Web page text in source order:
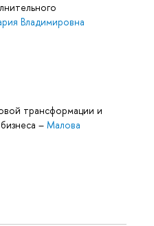
Владимировна
трансформации и
– Малова